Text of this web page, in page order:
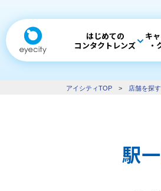
はじめての
コンタクトレンズ
キ
・
アイシティTOP > 店舗を探す
駅